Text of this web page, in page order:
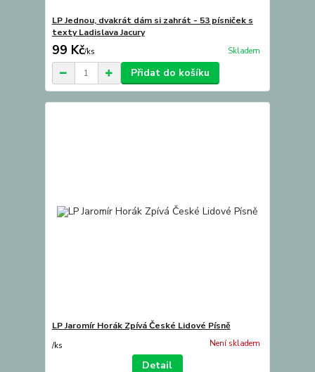
LP Jednou, dvakrát dám si zahrát - 53 písniček s
texty Ladislava Jacury
99 Kč/ks Skladem
Přidat do košíku
LP Jaromír Horák Zpívá České Lidové Písně
/ks Není skladem
Detail